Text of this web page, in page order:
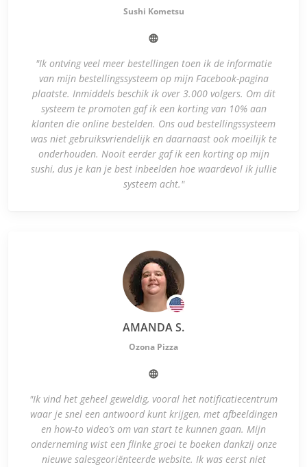
Sushi Kometsu
"Ik ontving veel meer bestellingen toen ik de informatie
van mijn bestellingssysteem op mijn Facebook-pagina
plaatste. Inmiddels beschik ik over 3.000 volgers. Om dit
systeem te promoten gaf ik een korting van 10% aan
klanten die online bestelden. Ons oud bestellingssysteem
was niet gebruiksvriendelijk en daarnaast ook moeilijk te
onderhouden. Nooit eerder gaf ik een korting op mijn
sushi, dus je kan je best inbeelden hoe waardevol ik jullie
systeem acht."
AMANDA S.
Ozona Pizza
"Ik vind het geheel geweldig, vooral het notificatiecentrum
waar je snel een antwoord kunt krijgen, met afbeeldingen
en how-to video’s om van start te kunnen gaan. Mijn
onderneming wist een flinke groei te boeken dankzij onze
nieuwe salesgeoriënteerde website. Ik was eerst niet